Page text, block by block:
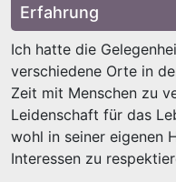
Erfahrung
Ich hatte die
verschiedene Orte in
Zeit mit Menschen zu
Leidenschaft für das
wohl in seiner eigenen
Interessen zu